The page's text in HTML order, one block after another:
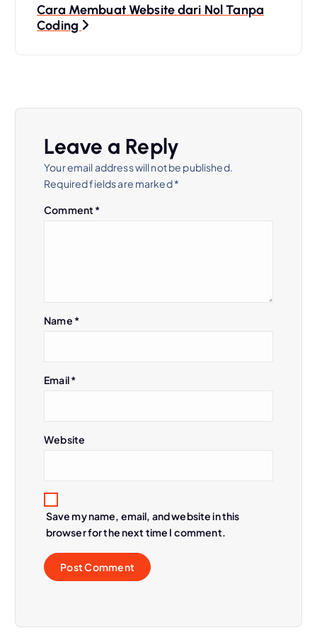
Cara Membuat Website dari Nol Tanpa
Coding
Leave a Reply
Your email address will not be published.
Required fields are marked*
Comment *
Name *
Email*
Website
Save my name, email, and website in this
browser for the next time I comment.